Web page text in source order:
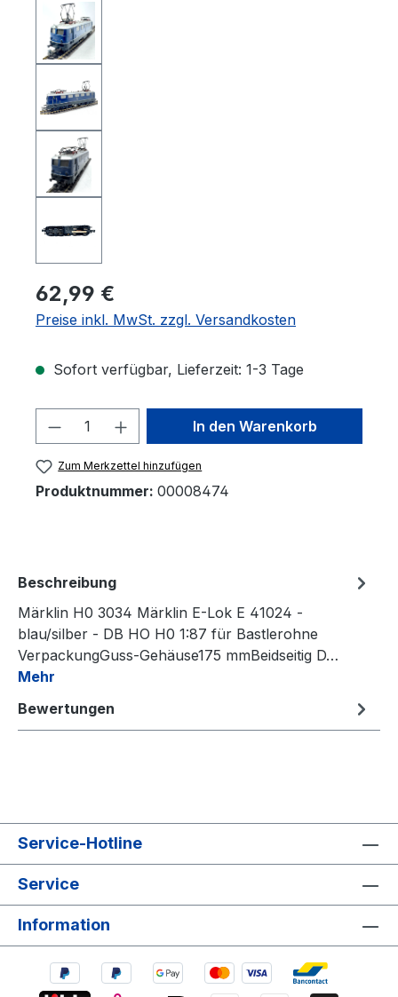
62,99 €
Preise inkl. MwSt. zzgl. Versandkosten
Sofort verfügbar, Lieferzeit: 1-3 Tage
Produkt Anzahl: Gib den
In den Warenkorb
Zum Merkzettel hinzufügen
Produktnummer: 00008474
Beschreibung
Märklin H0 3034 Märklin E-Lok E 41024 -
blau/silber - DB HO H0 1:87 für Bastlerohne
VerpackungGuss-Gehäuse175 mmBeidseitig D…
Mehr
Bewertungen
Service-Hotline
Service
Information